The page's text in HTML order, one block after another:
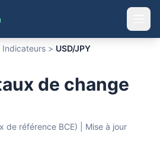
Indicateurs > USD/JPY
de change
de référence BCE) | Mise à jour